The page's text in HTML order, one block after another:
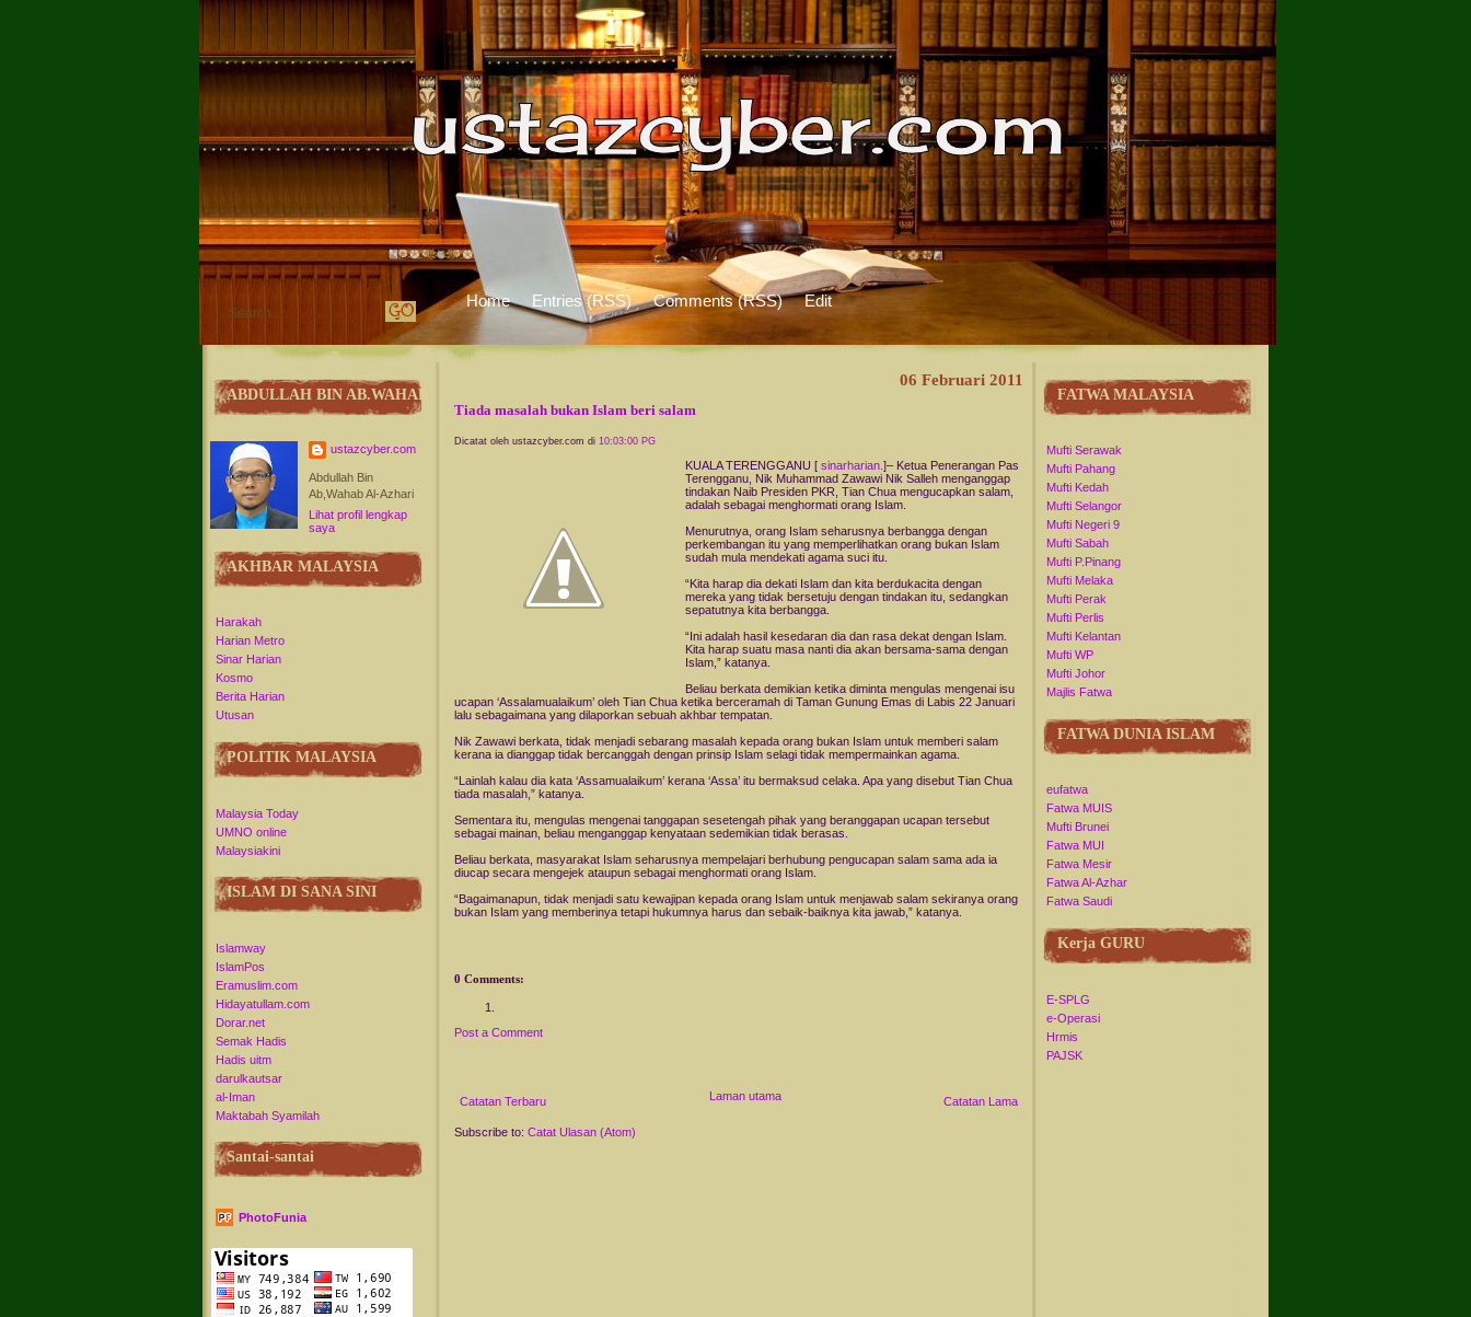
Home Entries (RSS) Comments (RSS) Edit
ABDULLAH BIN AB.WAHAB
ustazcyber.com
Abdullah Bin
Ab,Wahab Al-Azhari
Lihat profil lengkap
saya
AKHBAR MALAYSIA
Harakah
Harian Metro
Sinar Harian
Kosmo
Berita Harian
Utusan
POLITIK MALAYSIA
Malaysia Today
UMNO online
Malaysiakini
ISLAM DI SANA SINI
Islamway
IslamPos
Eramuslim.com
Hidayatullam.com
Dorar.net
Semak Hadis
Hadis uitm
darulkautsar
al-Iman
Maktabah Syamilah
Santai-santai
PhotoFunia
06 Februari 2011
Tiada masalah bukan Islam beri salam
Dicatat oleh ustazcyber.com di 10:03:00 PG
KUALA TERENGGANU [ sinarharian. ]– Ketua Penerangan Pas
Terengganu, Nik Muhammad Zawawi Nik Salleh menganggap
tindakan Naib Presiden PKR, Tian Chua mengucapkan salam,
adalah sebagai menghormati orang Islam.
Menurutnya, orang Islam seharusnya berbangga dengan
perkembangan itu yang memperlihatkan orang bukan Islam
sudah mula mendekati agama suci itu.
“Kita harap dia dekati Islam dan kita berdukacita dengan
mereka yang tidak bersetuju dengan tindakan itu, sedangkan
sepatutnya kita berbangga.
“Ini adalah hasil kesedaran dia dan rasa dekat dengan Islam.
Kita harap suatu masa nanti dia akan bersama-sama dengan
Islam,” katanya.
Beliau berkata demikian ketika diminta mengulas mengenai isu
ucapan ‘Assalamualaikum’ oleh Tian Chua ketika berceramah di Taman Gunung Emas di Labis 22 Januari
lalu sebagaimana yang dilaporkan sebuah akhbar tempatan.
Nik Zawawi berkata, tidak menjadi sebarang masalah kepada orang bukan Islam untuk memberi salam
kerana ia dianggap tidak bercanggah dengan prinsip Islam selagi tidak mempermainkan agama.
“Lainlah kalau dia kata ‘Assamualaikum’ kerana ‘Assa’ itu bermaksud celaka. Apa yang disebut Tian Chua
tiada masalah,” katanya.
Sementara itu, mengulas mengenai tanggapan sesetengah pihak yang beranggapan ucapan tersebut
sebagai mainan, beliau menganggap kenyataan sedemikian tidak berasas.
Beliau berkata, masyarakat Islam seharusnya mempelajari berhubung pengucapan salam sama ada ia
diucap secara mengejek ataupun sebagai menghormati orang Islam.
“Bagaimanapun, tidak menjadi satu kewajipan kepada orang Islam untuk menjawab salam sekiranya orang
bukan Islam yang memberinya tetapi hukumnya harus dan sebaik-baiknya kita jawab,” katanya.
0 Comments:
Post a Comment
Catatan Terbaru Catatan Lama
Laman utama
Subscribe to: Catat Ulasan (Atom)
FATWA MALAYSIA
Mufti Serawak
Mufti Pahang
Mufti Kedah
Mufti Selangor
Mufti Negeri 9
Mufti Sabah
Mufti P.Pinang
Mufti Melaka
Mufti Perak
Mufti Perlis
Mufti Kelantan
Mufti WP
Mufti Johor
Majlis Fatwa
FATWA DUNIA ISLAM
eufatwa
Fatwa MUIS
Mufti Brunei
Fatwa MUI
Fatwa Mesir
Fatwa Al-Azhar
Fatwa Saudi
Kerja GURU
E-SPLG
e-Operasi
Hrmis
PAJSK